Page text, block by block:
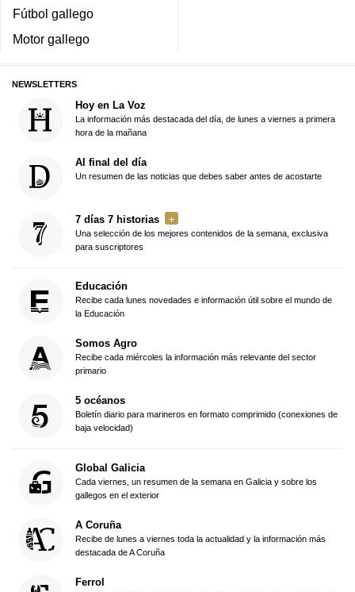
Fútbol gallego
Motor gallego
NEWSLETTERS
Hoy en La Voz
La información más destacada del día, de lunes a viernes a primera
hora de la mañana
Al final del día
Un resumen de las noticias que debes saber antes de acostarte
7 días 7 historias
Una selección de los mejores contenidos de la semana, exclusiva
para suscriptores
Educación
Recibe cada lunes novedades e información útil sobre el mundo de
la Educación
Somos Agro
Recibe cada miércoles la información más relevante del sector
primario
5 océanos
Boletín diario para marineros en formato comprimido (conexiones de
baja velocidad)
Global Galicia
Cada viernes, un resumen de la semana en Galicia y sobre los
gallegos en el exterior
A Coruña
Recibe de lunes a viernes toda la actualidad y la información más
destacada de A Coruña
Ferrol